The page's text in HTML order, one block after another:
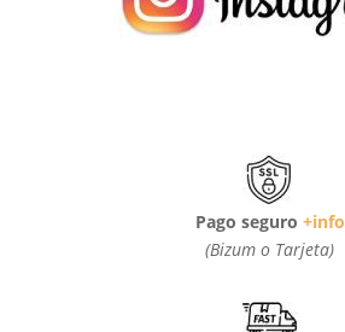
Pago seguro +info
(Bizum o Tarjeta)